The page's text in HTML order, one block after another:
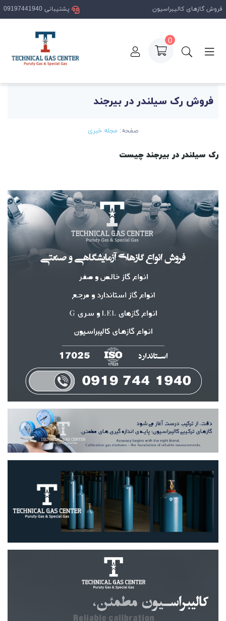
فروش رک سیلندر در بیرجند
صفحه: مجله خبری
رک سیلندر در بیرجند چیست
فروش گازهای کالیبراسیون پشتیبانی 09197441940
0